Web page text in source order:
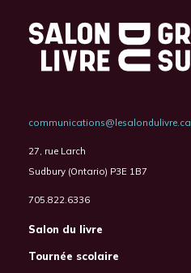
communications@lesalondulivre.ca
27, rue Larch
Sudbury (Ontario) P3E 1B7
705.822.6336
Salon du livre
Tournée scolaire